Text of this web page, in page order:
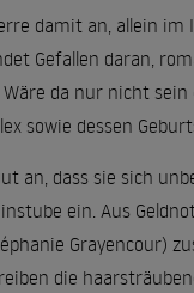
damit an, allein
Gefallen daran,
da nur nicht
sowie dessen
an, dass sie sich
ein. Aus
Grayencour)
die